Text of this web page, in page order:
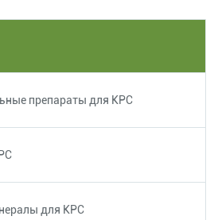
препараты для КРС
для КРС